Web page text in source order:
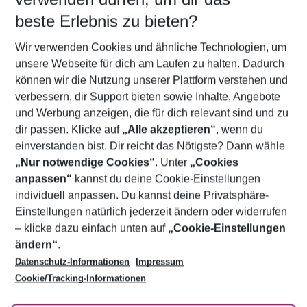
5-8 Nächte
2 Erwachsene Keine Kinder
Mehr Filter anzeigen
Footer
Footer navigation
Über uns
AGB
Bestpreisgarantie
Cookie-Einstellungen ändern
Cookie-Richtlinie
Agenturbetreuung
Barrierefreies Reisen
Folge uns
beste Erlebnis zu bieten?
Wir verwenden Cookies und ähnliche Technologien, um
unsere Webseite für dich am Laufen zu halten. Dadurch
können wir die Nutzung unserer Plattform verstehen und
verbessern, dir Support bieten sowie Inhalte, Angebote
und Werbung anzeigen, die für dich relevant sind und zu
dir passen. Klicke auf „Alle akzeptieren“, wenn du
einverstanden bist. Dir reicht das Nötigste? Dann wähle
„Nur notwendige Cookies“. Unter „Cookies
anpassen“ kannst du deine Cookie-Einstellungen
individuell anpassen. Du kannst deine Privatsphäre-
Einstellungen natürlich jederzeit ändern oder widerrufen
– klicke dazu einfach unten auf „Cookie-Einstellungen
ändern“.
Datenschutz-Informationen
Impressum
Cookie/Tracking-Informationen